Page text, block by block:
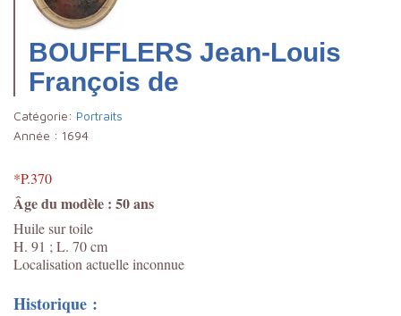
BOUFFLERS Jean-Louis
François de
Catégorie: Portraits
Année : 1694
*P.370
Âge du modèle : 50 ans
Huile sur toile
H. 91 ; L. 70 cm
Localisation actuelle inconnue
Historique :